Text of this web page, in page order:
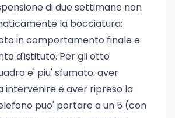
di due settimane non
la bocciatura:
in comportamento finale e
d'istituto. Per gli otto
e' piu' sfumato: aver
intervenire e aver ripreso la
puo' portare a un 5 (con